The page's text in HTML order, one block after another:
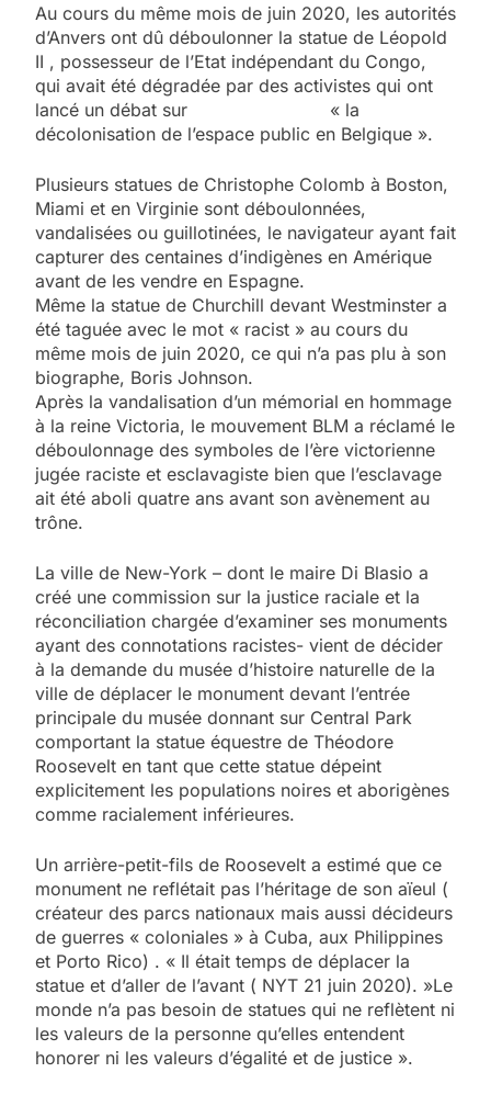
Au cours du même mois de juin 2020, les autorités
d’Anvers ont dû déboulonner la statue de Léopold
II , possesseur de l’Etat indépendant du Congo,
qui avait été dégradée par des activistes qui ont
lancé un débat sur « la
décolonisation de l’espace public en Belgique ».
Plusieurs statues de Christophe Colomb à Boston,
Miami et en Virginie sont déboulonnées,
vandalisées ou guillotinées, le navigateur ayant fait
capturer des centaines d’indigènes en Amérique
avant de les vendre en Espagne.
Même la statue de Churchill devant Westminster a
été taguée avec le mot « racist » au cours du
même mois de juin 2020, ce qui n’a pas plu à son
biographe, Boris Johnson.
Après la vandalisation d’un mémorial en hommage
à la reine Victoria, le mouvement BLM a réclamé le
déboulonnage des symboles de l’ère victorienne
jugée raciste et esclavagiste bien que l’esclavage
ait été aboli quatre ans avant son avènement au
trône.
La ville de New-York – dont le maire Di Blasio a
créé une commission sur la justice raciale et la
réconciliation chargée d’examiner ses monuments
ayant des connotations racistes- vient de décider
à la demande du musée d’histoire naturelle de la
ville de déplacer le monument devant l’entrée
principale du musée donnant sur Central Park
comportant la statue équestre de Théodore
Roosevelt en tant que cette statue dépeint
explicitement les populations noires et aborigènes
comme racialement inférieures.
Un arrière-petit-fils de Roosevelt a estimé que ce
monument ne reflétait pas l’héritage de son aïeul (
créateur des parcs nationaux mais aussi décideurs
de guerres « coloniales » à Cuba, aux Philippines
et Porto Rico) . « Il était temps de déplacer la
statue et d’aller de l’avant ( NYT 21 juin 2020). »Le
monde n’a pas besoin de statues qui ne reflètent ni
les valeurs de la personne qu’elles entendent
honorer ni les valeurs d’égalité et de justice ».